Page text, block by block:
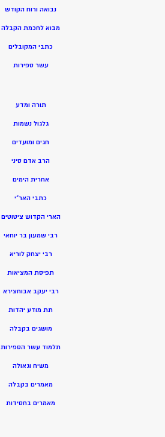
נבואה ורוח הקודש
מבוא לחכמת הקבלה
כתבי המקובלים
עשר ספירות
תורה ומדע
גלגול נשמות
חגים ומועדים
הרב אדם סיני
אחרית הימים
כתבי האר”י
הארי הקדוש ציטוטים
רבי שמעון בר יוחאי
רבי יצחק לוריא
תפיסת המציאות
רבי יעקב אבוחצירא
תת מודע יהדות
מושגים בקבלה
תלמוד עשר הספירות
משיח וגאולה
מאמרים בקבלה
מאמרים בחסידות